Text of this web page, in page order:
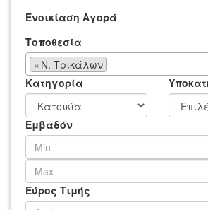
Ενοικίαση Αγορά
Τοποθεσία
× Ν. Τρικάλων
Κατηγορία
Εμβαδόν
Εύρος Τιμής